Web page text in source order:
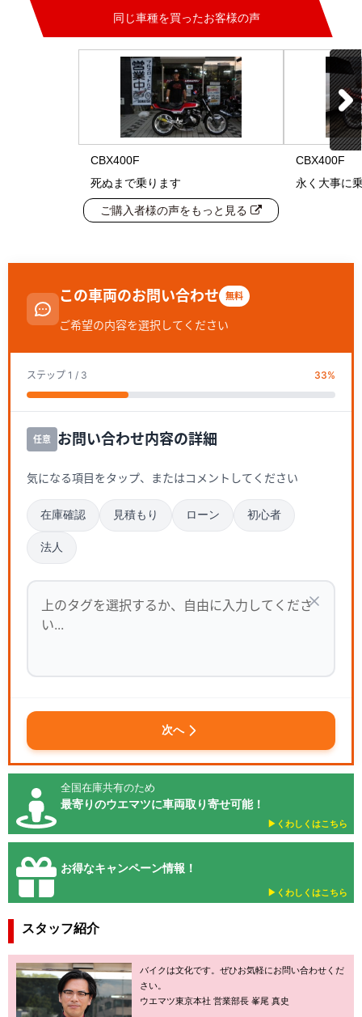
同じ車種を買ったお客様の声
CBX400F
死ぬまで乗ります
CBX400F
永く大事に
ご購入者様の声をもっと見る
この車両のお問い合わせ 無料
ご希望の内容を選択してください
ステップ 1 / 3 33%
任意 お問い合わせ内容の詳細
気になる項目をタップ、またはコメントしてください
在庫確認 見積もり ローン 初心者
法人
次へ
全国在庫共有のため
最寄りのウエマツに車両取り寄せ可能！
▶︎くわしくはこちら
お得なキャンペーン情報！
▶︎くわしくはこちら
スタッフ紹介
バイクは文化です。ぜひお気軽にお問い合わせくだ
さい。
ウエマツ東京本社 営業部長 峯尾 真史